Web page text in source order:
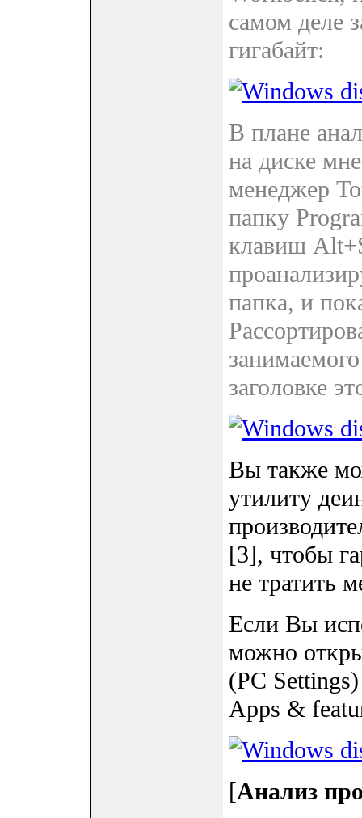
самом деле
гигабайт:
В плане
на диске
менеджер
папку
клавиш
папка, и
заголовке
Вы также
утилиту
[3], чтобы
не тратить
Если Вы
можно
(PC
Apps &
[Анализ